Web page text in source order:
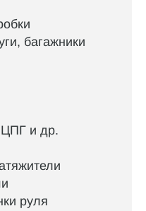
багажники
ЦПГ и др.
руля